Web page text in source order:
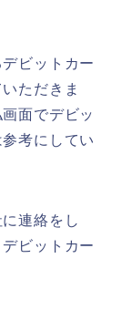
ビットカー
ただきま
面でデビッ
考にしてい
連絡をし
ビットカー